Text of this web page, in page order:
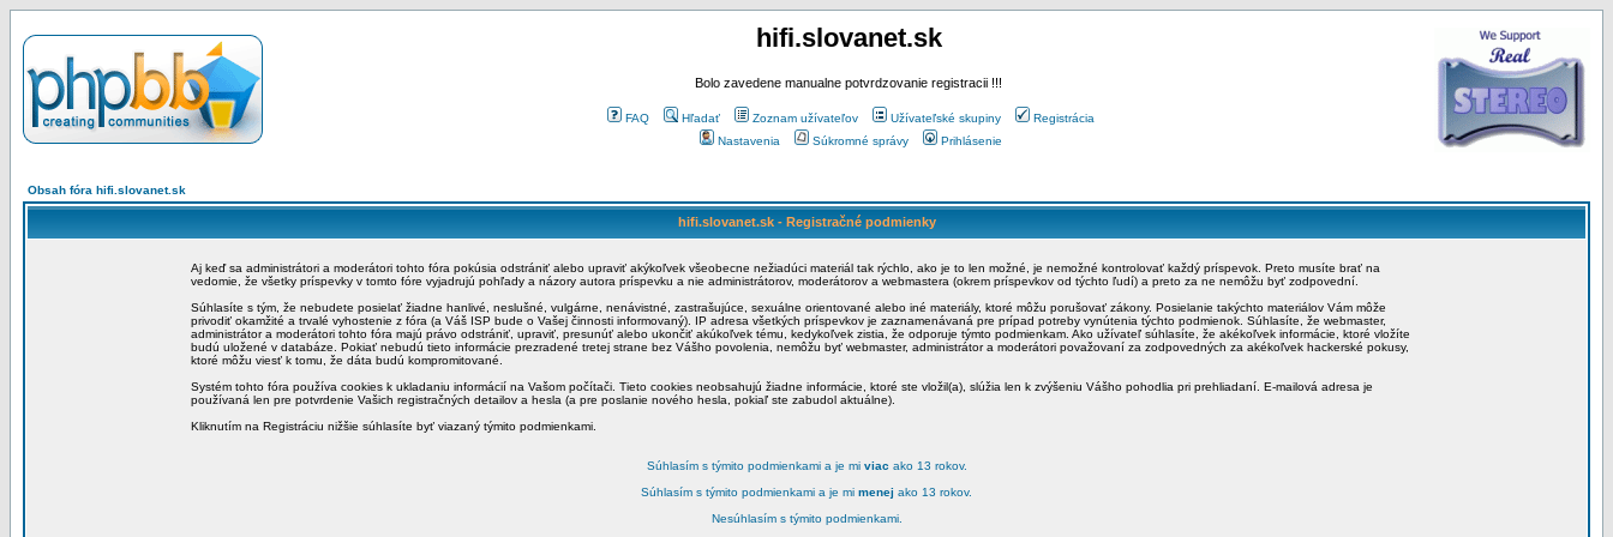
hifi.slovanet.sk
Bolo zavedene manualne potvrdzovanie registracii !!!
FAQ Hľadať Zoznam užívateľov Užívateľské skupiny
Registrácia
Nastavenia
Súkromné správy Prihlásenie
Obsah fóra hifi.slovanet.sk
hifi.slovanet.sk - Registračné podmienky
Aj keď sa administrátori a moderátori tohto fóra pokúsia odstrániť alebo upraviť akýkoľvek všeobecne nežiadúci materiál tak rýchlo, ako je to len možné, je nemožné kontrolovať každý príspevok. Preto musíte brať na
vedomie, že všetky príspevky v tomto fóre vyjadrujú pohľady a názory autora príspevku a nie administrátorov, moderátorov a webmastera (okrem príspevkov od týchto ľudí) a preto za ne nemôžu byť zodpovední.
Súhlasíte s tým, že nebudete posielať žiadne hanlivé, neslušné, vulgárne, nenávistné, zastrašujúce, sexuálne orientované alebo iné materiály, ktoré môžu porušovať zákony. Posielanie takýchto materiálov Vám môže
privodiť okamžité a trvalé vyhostenie z fóra (a Váš ISP bude o Vašej činnosti informovaný). IP adresa všetkých príspevkov je zaznamenávaná pre prípad potreby vynútenia týchto podmienok. Súhlasíte, že webmaster,
administrátor a moderátori tohto fóra majú právo odstrániť, upraviť, presunúť alebo ukončiť akúkoľvek tému, kedykoľvek zistia, že odporuje týmto podmienkam. Ako užívateľ súhlasíte, že akékoľvek informácie, ktoré vložíte
budú uložené v databáze. Pokiať nebudú tieto informácie prezradené tretej strane bez Vášho povolenia, nemôžu byť webmaster, administrátor a moderátori považovaní za zodpovedných za akékoľvek hackerské pokusy,
ktoré môžu viesť k tomu, že dáta budú kompromitované.
Systém tohto fóra používa cookies k ukladaniu informácií na Vašom počítači. Tieto cookies neobsahujú žiadne informácie, ktoré ste vložil(a), slúžia len k zvýšeniu Vášho pohodlia pri prehliadaní. E-mailová adresa je
používaná len pre potvrdenie Vašich registračných detailov a hesla (a pre poslanie nového hesla, pokiaľ ste zabudol aktuálne).
Kliknutím na Registráciu nižšie súhlasíte byť viazaný týmito podmienkami.
Súhlasím s týmito podmienkami a je mi viac ako 13 rokov.
Súhlasím s týmito podmienkami a je mi menej ako 13 rokov.
Nesúhlasím s týmito podmienkami.